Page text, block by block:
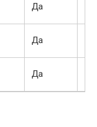
Да
Да
Да